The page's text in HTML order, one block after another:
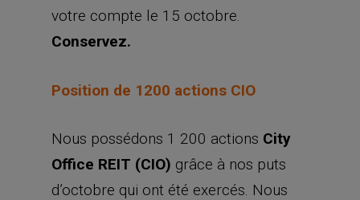
votre compte le 15 octobre.
Conservez.
Position de 1200 actions CIO
Nous possédons 1 200 actions City
Office REIT (CIO) grâce à nos puts
d’octobre qui ont été exercés. Nous